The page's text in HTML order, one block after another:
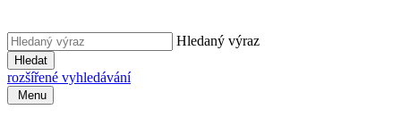
Hledaný výraz
Hledat
rozšířené vyhledávání
Menu